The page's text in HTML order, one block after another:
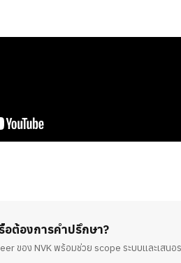
อต้องการคำปรึกษา?
ของ NVK พร้อมช่วย scope ระบบและเสนอ